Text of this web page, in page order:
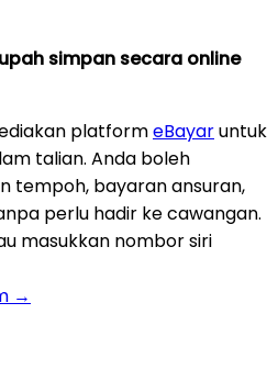
simpan secara online
platformeBayaruntuk
talian. Anda boleh
tempoh, bayaran ansuran,
perlu hadir ke cawangan.
masukkan nombor siri
→